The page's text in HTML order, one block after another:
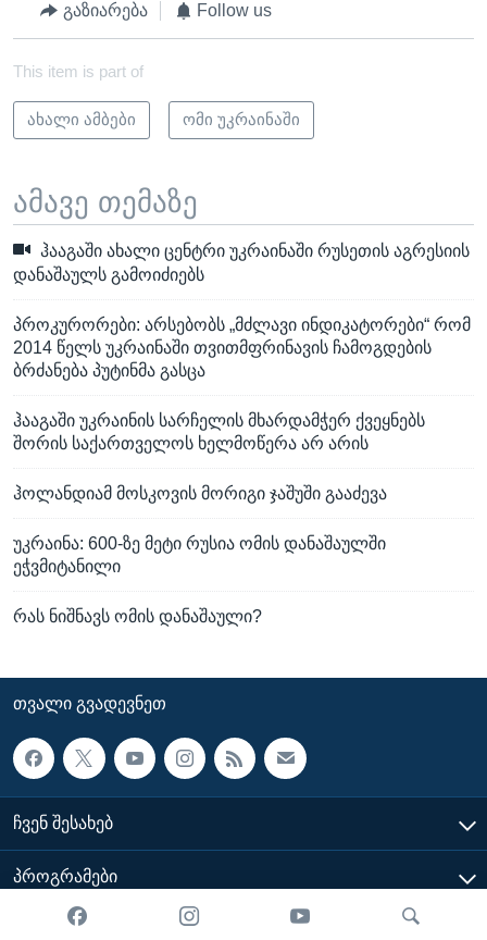
გაზიარება Follow us
This item is part of
ახალი ამბები ომი უკრაინაში
ამავე თემაზე
ჰააგაში ახალი ცენტრი უკრაინაში რუსეთის აგრესიის
დანაშაულს გამოიძიებს
პროკურორები: არსებობს „მძლავი ინდიკატორები“ რომ
2014 წელს უკრაინაში თვითმფრინავის ჩამოგდების
ბრძანება პუტინმა გასცა
ჰააგაში უკრაინის სარჩელის მხარდამჭერ ქვეყნებს
შორის საქართველოს ხელმოწერა არ არის
ჰოლანდიამ მოსკოვის მორიგი ჯაშუში გააძევა
უკრაინა: 600-ზე მეტი რუსია ომის დანაშაულში
ეჭვმიტანილი
რას ნიშნავს ომის დანაშაული?
ᲗᲕᲐᲚᲘ ᲒᲕᲐᲓᲔᲕᲜᲔᲗ
ᲩᲕᲔᲜ ᲨᲔᲡᲐᲮᲔᲑ
ᲞᲠᲝᲒᲠᲐᲛᲔᲑᲘ